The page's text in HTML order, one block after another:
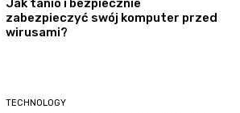
Jak tanio i bezpiecznie
zabezpieczyć swój komputer przed
wirusami?
TECHNOLOGY